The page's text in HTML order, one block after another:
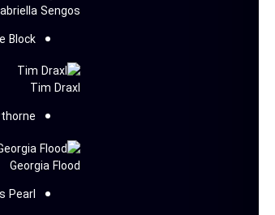
Sengos
Block
Tim Draxl
Georgia Flood
Pearl